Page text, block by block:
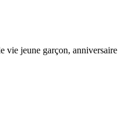
vie jeune garçon, anniversaire